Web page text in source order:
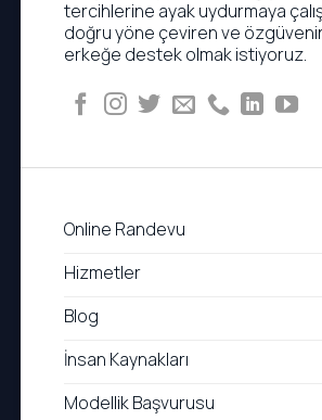
tercihlerine ayak uydurmaya
doğru yöne çeviren ve
erkeğe destek olmak istiyoruz.
Online Randevu
Hizmetler
Blog
İnsan Kaynakları
Modellik Başvurusu